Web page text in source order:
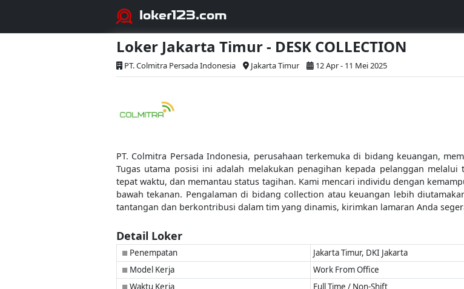
loker123.com
Loker Jakarta Timur - DESK COLLECTION
PT. Colmitra Persada Indonesia Jakarta Timur 12 Apr - 11 Mei 2025
PT. Colmitra Persada Indonesia, perusahaan terkemuka di bidang keuangan,
Tugas utama posisi ini adalah melakukan penagihan kepada pelanggan
tepat waktu, dan memantau status tagihan. Kami mencari individu dengan
bawah tekanan. Pengalaman di bidang collection atau keuangan lebih
tantangan dan berkontribusi dalam tim yang dinamis, kirimkan lamaran Anda
Detail Loker
■ Penempatan Jakarta Timur, DKI Jakarta
■ Model Kerja Work From Office
■ Waktu Kerja Full Time / Non-Shift